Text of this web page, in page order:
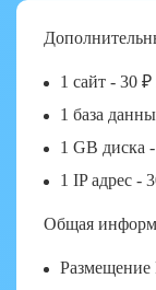
1 сайт - 30 ₽
1 база
1 GB диска
1 IP адрес -
Общая
Размещение